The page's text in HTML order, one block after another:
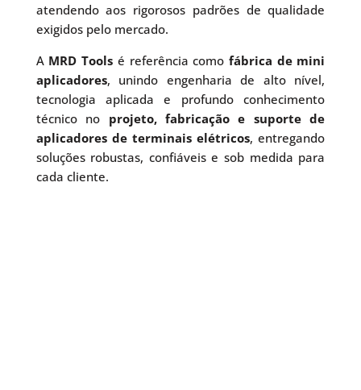
atendendo aos rigorosos padrões de qualidade
exigidos pelo mercado.
A MRD Tools é referência como fábrica de mini
aplicadores, unindo engenharia de alto nível,
tecnologia aplicada e profundo conhecimento
técnico no projeto, fabricação e suporte de
aplicadores de terminais elétricos, entregando
soluções robustas, confiáveis e sob medida para
cada cliente.